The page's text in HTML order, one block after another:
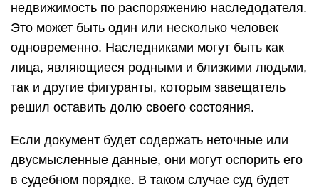
недвижимость по распоряжению наследодателя.
Это может быть один или несколько человек
одновременно. Наследниками могут быть как
лица, являющиеся родными и близкими людьми,
так и другие фигуранты, которым завещатель
решил оставить долю своего состояния.
Если документ будет содержать неточные или
двусмысленные данные, они могут оспорить его
в судебном порядке. В таком случае суд будет